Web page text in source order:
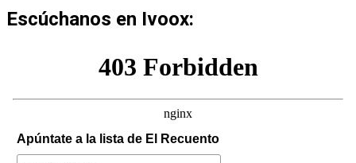
Escúchanos en Ivoox:
Apúntate a la lista de El Recuento